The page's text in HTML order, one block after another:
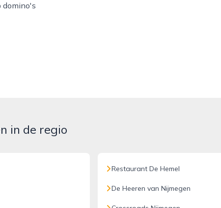
domino's
in de regio
Restaurant De Hemel
De Heeren van Nijmegen